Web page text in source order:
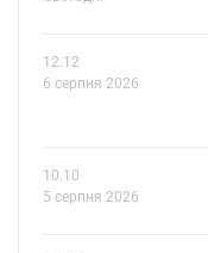
12.12
6 серпня 2026
10.10
5 серпня 2026